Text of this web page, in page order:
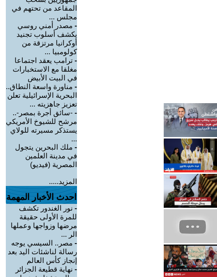
المقاعد من تحتهم في
مجلس ...
- مصدر أمني روسي
يكشف أسلوب تجنيد
أوكرانيا مرتزقة من
كولومبيا ...
- ترامب يعقد اجتماعا
مغلقا مع الاستخبارات
في البيت الأبيض
- مناورة واسعة النطاق..
البحرية الإسرائيلية تعلن
تعزيز جاهزيته ...
- -سائق أجرة بمصر-..
مرشح للشيوخ الأمريكي
يستذكر مسيرته للولاي
...
- ملك البحرين يتجول
في مدينة العلمين
المصرية (فيديو)
المزيد.....
احدث الأخبار المهمة
- نور الغندور تكشف
للمرة الأولى حقيقة
مرضها وزواجها وعملها
الر ...
- مصر.. السيسي يوجه
رسالة لناشئات اليد بعد
إنجاز كأس العالم
- نهاية قطيعة الجزائر